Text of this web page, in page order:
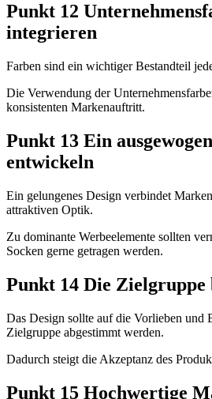
Punkt 12
integrieren
Farben sind ein wichtiger Bestandteil
Die Verwendung der
konsistenten Markenauftritt.
Punkt 13 Ein
entwickeln
Ein gelungenes Design verbindet
attraktiven Optik.
Zu dominante Werbeelemente sollten
Socken gerne getragen werden.
Punkt 14 Die Zielgruppe
Das Design sollte auf die Vorlieben und
Zielgruppe abgestimmt werden.
Dadurch steigt die Akzeptanz des
Punkt 15 Hochwertige